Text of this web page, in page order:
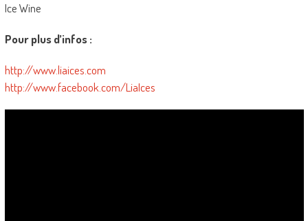
Ice Wine
Pour plus d’infos :
http://www.liaices.com
http://www.facebook.com/LiaIces